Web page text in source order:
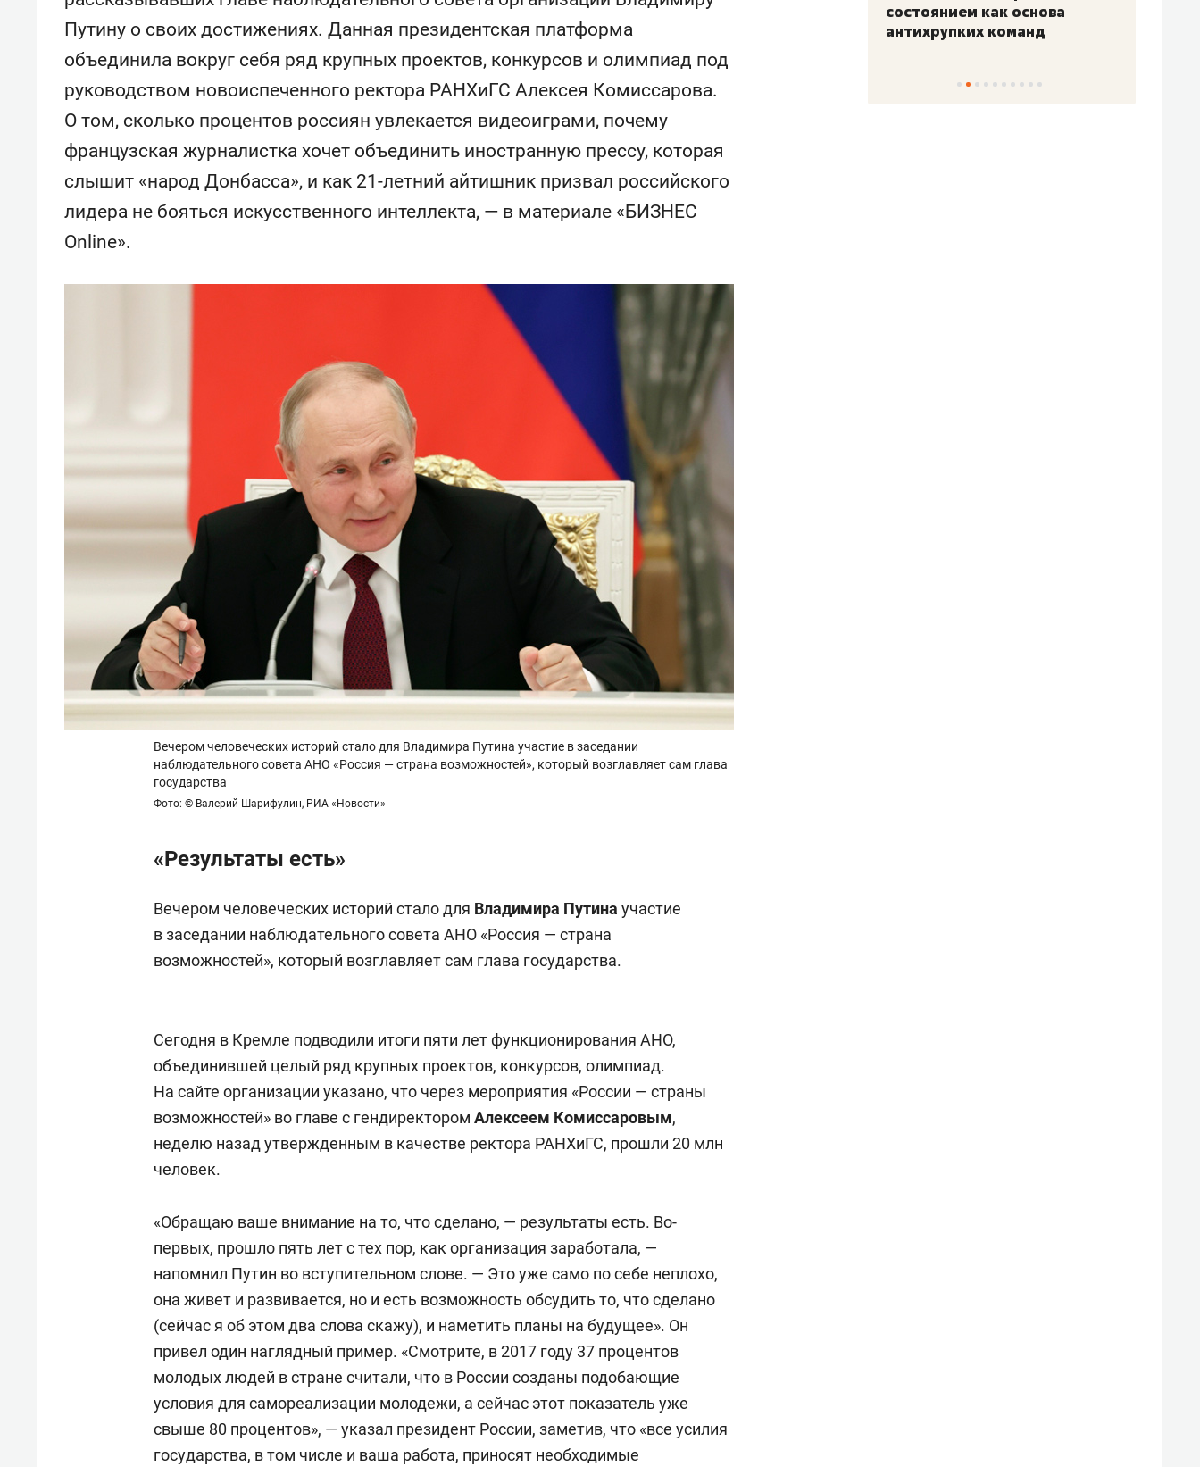
Путину о своих достижениях. Данная президентская платформа
объединила вокруг себя ряд крупных проектов, конкурсов и олимпиад под
руководством новоиспеченного ректора РАНХиГС Алексея Комиссарова.
О том, сколько процентов россиян увлекается видеоиграми, почему
французская журналистка хочет объединить иностранную прессу, которая
слышит «народ Донбасса», и как 21-летний айтишник призвал российского
лидера не бояться искусственного интеллекта, — в материале «БИЗНЕС
Online».
Вечером человеческих историй стало для Владимира Путина участие в заседании
наблюдательного совета АНО «Россия — страна возможностей», который возглавляет сам глава
государства
Фото: © Валерий Шарифулин, РИА «Новости»
«Результаты есть»
Вечером человеческих историй стало для Владимира Путина участие
в заседании наблюдательного совета АНО «Россия — страна
возможностей», который возглавляет сам глава государства.
Сегодня в Кремле подводили итоги пяти лет функционирования АНО,
объединившей целый ряд крупных проектов, конкурсов, олимпиад.
На сайте организации указано, что через мероприятия «России — страны
возможностей» во главе с гендиректором Алексеем Комиссаровым,
неделю назад утвержденным в качестве ректора РАНХиГС, прошли 20 млн
человек.
«Обращаю ваше внимание на то, что сделано, — результаты есть. Во-
первых, прошло пять лет с тех пор, как организация заработала, —
напомнил Путин во вступительном слове. — Это уже само по себе неплохо,
она живет и развивается, но и есть возможность обсудить то, что сделано
(сейчас я об этом два слова скажу), и наметить планы на будущее». Он
привел один наглядный пример. «Смотрите, в 2017 году 37 процентов
молодых людей в стране считали, что в России созданы подобающие
условия для самореализации молодежи, а сейчас этот показатель уже
свыше 80 процентов», — указал президент России, заметив, что «все усилия
государства, в том числе и ваша работа, приносят необходимые
состоянием как основа
антихрупких команд
«Гонка Героев»